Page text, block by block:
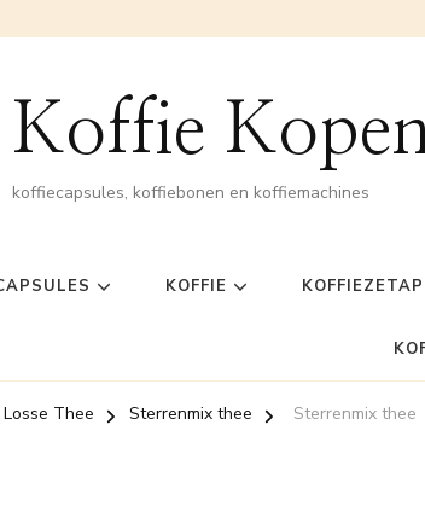
Koffie
koffiecapsules, koffiebonen en koffiemachines
KOFFIE
Losse Thee Sterrenmix thee Sterrenmix thee